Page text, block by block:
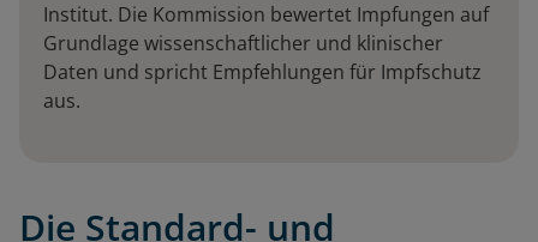
Institut. Die Kommission bewertet Impfungen auf
Grundlage wissenschaftlicher und klinischer
Daten und spricht Empfehlungen für Impfschutz
aus.
Die Standard- und